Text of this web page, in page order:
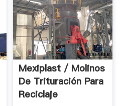
Mexiplast / Molinos
De Trituración Para
Reciclaje